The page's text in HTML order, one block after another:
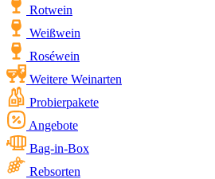
Rotwein
Weißwein
Roséwein
Weitere Weinarten
Probierpakete
Angebote
Bag-in-Box
Rebsorten